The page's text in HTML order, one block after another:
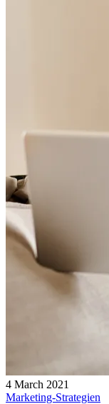
4 March 2021
Marketing-Strategien